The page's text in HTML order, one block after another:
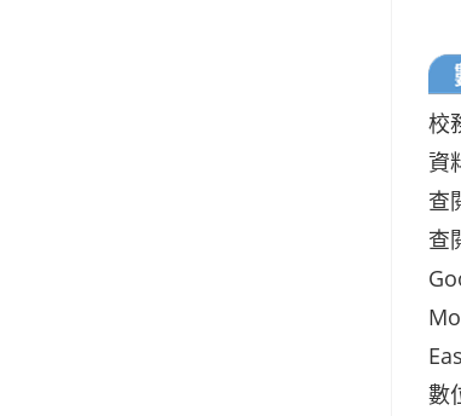
校
資
查
查
數